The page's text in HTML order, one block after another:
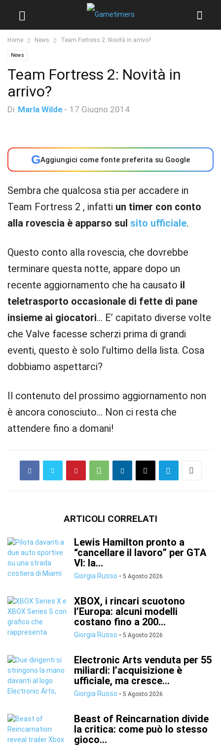
Home News Team Fortress 2: Novità in arrivo?
News
Team Fortress 2: Novità in
arrivo?
Di Marla Wilde - 17 Giugno 2014
GAggiungici come fonte preferita su Google
Sembra che qualcosa stia per accadere in
Team Fortress 2 , infatti un timer con conto
alla rovescia è apparso sul sito ufficiale.
Questo conto alla rovescia, che dovrebbe
terminare questa notte, appare dopo un
recente aggiornamento che ha causato il
teletrasporto occasionale di fette di pane
insieme ai giocatori… E’ capitato diverse volte
che Valve facesse scherzi prima di grandi
eventi, questo è solo l’ultimo della lista. Cosa
dobbiamo aspettarci?
Il contenuto del prossimo aggiornamento non
è ancora conosciuto… Non ci resta che
attendere fino a domani!
ARTICOLI CORRELATI
Lewis Hamilton pronto a
“cancellare il lavoro” per GTA
VI: la...
Giorgia Russo - 5 Agosto 2026
XBOX, i rincari scuotono
l’Europa: alcuni modelli
costano fino a 200...
Giorgia Russo - 5 Agosto 2026
Electronic Arts venduta per 55
miliardi: l’acquisizione è
ufficiale, ma cresce...
Giorgia Russo - 5 Agosto 2026
Beast of Reincarnation divide
la critica: come può lo stesso
gioco...